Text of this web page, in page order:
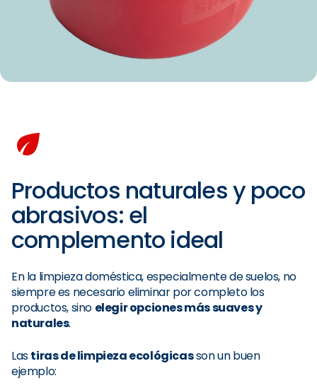
Productos naturales y poco
abrasivos: el
complemento ideal
En la limpieza doméstica, especialmente de suelos, no
siempre es necesario eliminar por completo los
productos, sino elegir opciones más suaves y
naturales.
Lastiras de limpieza ecológicasson un buen
ejemplo: